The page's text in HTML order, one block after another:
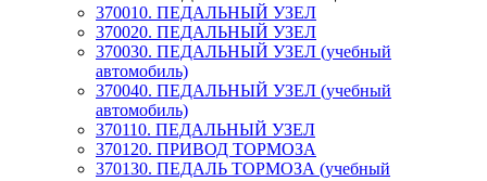
370010. ПЕДАЛЬНЫЙ УЗЕЛ
370020. ПЕДАЛЬНЫЙ УЗЕЛ
370030. ПЕДАЛЬНЫЙ УЗЕЛ (учебный
автомобиль)
370040. ПЕДАЛЬНЫЙ УЗЕЛ (учебный
автомобиль)
370110. ПЕДАЛЬНЫЙ УЗЕЛ
370120. ПРИВОД ТОРМОЗА
370130. ПЕДАЛЬ ТОРМОЗА (учебный